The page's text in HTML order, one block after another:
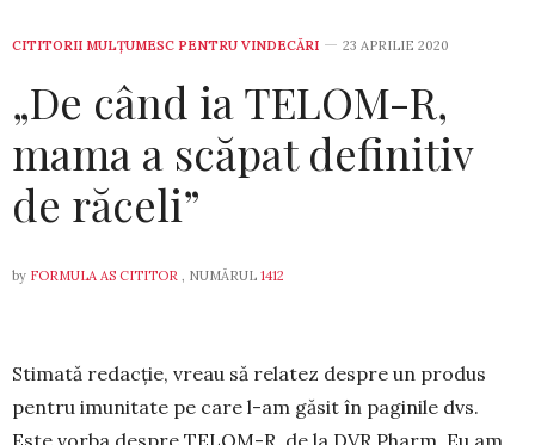
CITITORII MULȚUMESC PENTRU VINDECĂRI 23 APRILIE 2020
„De când ia TELOM-R,
mama a scăpat definitiv
de răceli”
by FORMULA AS CITITOR , NUMĂRUL 1412
Stimată redacție, vreau să relatez despre un produs
pentru imunitate pe care l-am găsit în pagi­nile dvs.